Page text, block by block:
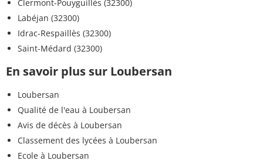
Clermont-Pouyguillès (32300)
Labéjan (32300)
Idrac-Respaillès (32300)
Saint-Médard (32300)
En savoir plus sur Loubersan
Loubersan
Qualité de l'eau à Loubersan
Avis de décès à Loubersan
Classement des lycées à Loubersan
Ecole à Loubersan